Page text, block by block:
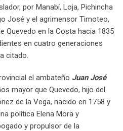
por Manabí, Loja, Pichincha
José y el agrimensor Timoteo,
Quevedo en la Costa hacia 1835
en cuatro generaciones
citado.
el ambateño Juan José
mayor que Quevedo, hijo del
de la Vega, nacido en 1758 y
política Elena Mora y
y propulsor de la